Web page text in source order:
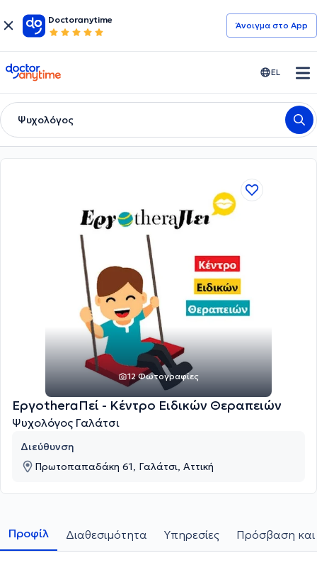
Doctoranytime
Άνοιγμα στο App
doctoranytime EL
Ψυχολόγος
12 Φωτογραφίες
ΕργοtheraΠεί - Κέντρο Ειδικών Θεραπειών
Ψυχολόγος Γαλάτσι
Διεύθυνση
Πρωτοπαπαδάκη 61, Γαλάτσι, Αττική
Προφίλ Διαθεσιμότητα Υπηρεσίες Πρόσβαση και